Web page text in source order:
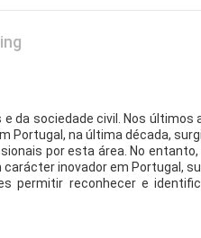
da sociedade civil. Nos últimos
Portugal, na última década,
por esta área. No entanto,
inovador em Portugal,
permitir reconhecer e